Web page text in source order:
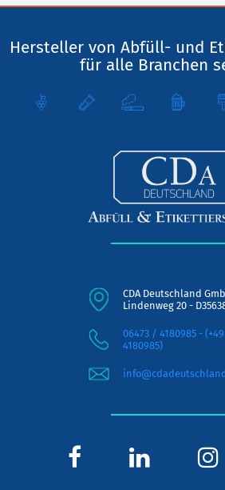
Hersteller von Abfüll- und
für alle Branchen
CDA Deutschland
Lindenweg 20 -
06473 / 4180985 -
4180985)